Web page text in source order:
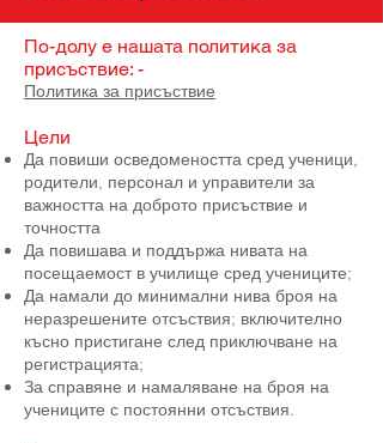
По-долу е нашата политика за
присъствие: -
Политика за присъствие
Цели
Да повиши осведомеността сред ученици,
родители, персонал и управители за
важността на доброто присъствие и
точността
Да повишава и поддържа нивата на
посещаемост в училище сред учениците;
Да намали до минимални нива броя на
неразрешените отсъствия; включително
късно пристигане след приключване на
регистрацията;
За справяне и намаляване на броя на
учениците с постоянни отсъствия.